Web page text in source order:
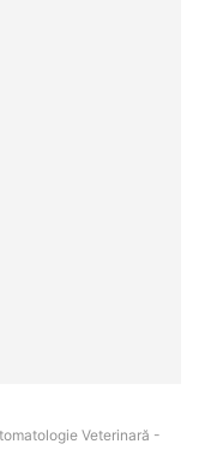
Veterinară -